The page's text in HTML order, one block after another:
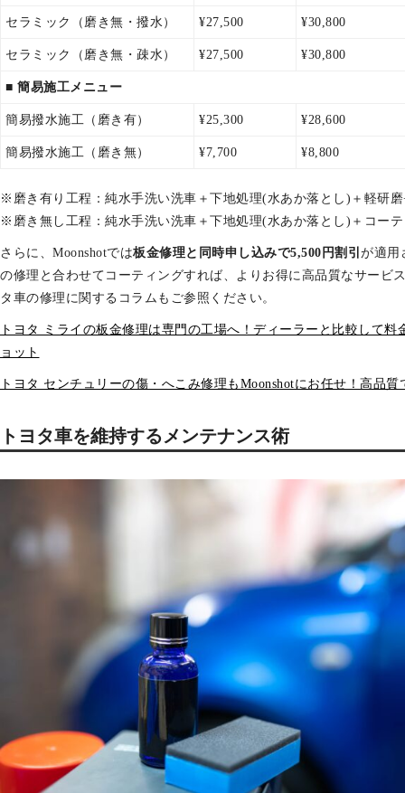
セラミック（磨き無・撥水） ¥27,500 ¥30,800
セラミック（磨き無・疎水） ¥27,500 ¥30,800
■ 簡易施工メニュー
簡易撥水施工（磨き有） ¥25,300 ¥28,600
簡易撥水施工（磨き無） ¥7,700 ¥8,800
※磨き有り工程：純水手洗い洗車＋下地処理(水あか落とし)＋軽研
※磨き無し工程：純水手洗い洗車＋下地処理(水あか落とし)＋コー
さらに、Moonshotでは板金修理と同時申し込みで5,500円割引 が適用
の修理と合わせてコーティングすれば、よりお得に高品質なサービ
タ車の修理に関するコラムもご参照ください。
トヨタ ミライの板金修理は専門の工場へ！ディーラーと比較して料
ョット
トヨタ センチュリーの傷・へこみ修理もMoonshotにお任せ！高品
トヨタ車を維持するメンテナンス術